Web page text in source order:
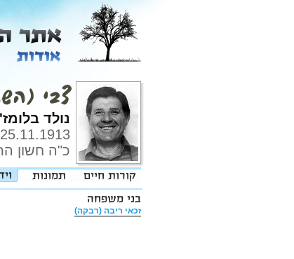
צבי
נולד
25.11.1913
כ"ה חשון
זכאי ריבה (רבקה)